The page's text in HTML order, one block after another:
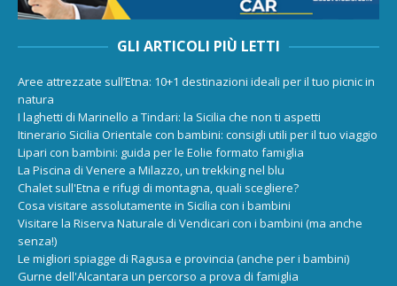
GLI ARTICOLI PIÙ LETTI
Aree attrezzate sull’Etna: 10+1 destinazioni ideali per il tuo picnic in
natura
I laghetti di Marinello a Tindari: la Sicilia che non ti aspetti
Itinerario Sicilia Orientale con bambini: consigli utili per il tuo viaggio
Lipari con bambini: guida per le Eolie formato famiglia
La Piscina di Venere a Milazzo, un trekking nel blu
Chalet sull'Etna e rifugi di montagna, quali scegliere?
Cosa visitare assolutamente in Sicilia con i bambini
Visitare la Riserva Naturale di Vendicari con i bambini (ma anche
senza!)
Le migliori spiagge di Ragusa e provincia (anche per i bambini)
Gurne dell'Alcantara un percorso a prova di famiglia